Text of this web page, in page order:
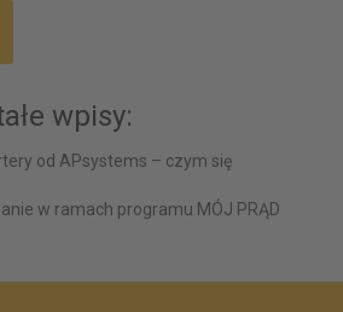
wpisy:
od APsystems – czym się
w ramach programu MÓJ PRĄD